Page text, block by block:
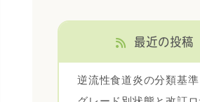
最近の投稿
逆流性食道炎の分類基準